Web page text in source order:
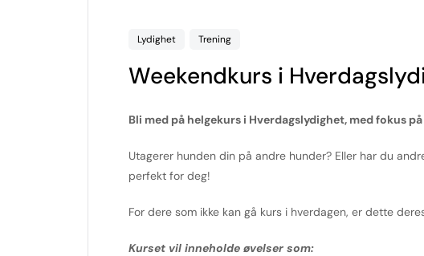
Lydighet Trening
Weekendkurs i
Bli med på helgekurs i Hverdagslydighet, med fokus
Utagerer hunden din på andre hunder? Eller har du
perfekt for deg!
For dere som ikke kan gå kurs i hverdagen, er dette
Kurset vil inneholde øvelser som: